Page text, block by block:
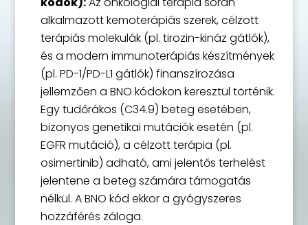
alkalmazott kemoterápiás szerek, célzott
terápiás molekulák (pl. tirozin-kináz gátlók),
és a modern immunoterápiás készítmények
(pl. PD-1/PD-L1 gátlók) finanszírozása
jellemzően a BNO kódokon keresztül történik.
Egy tüdőrákos (C34.9) beteg esetében,
bizonyos genetikai mutációk esetén (pl.
EGFR mutáció), a célzott terápia (pl.
osimertinib) adható, ami jelentős terhelést
jelentene a beteg számára támogatás
nélkül. A BNO kód ekkor a gyógyszeres
hozzáférés záloga.